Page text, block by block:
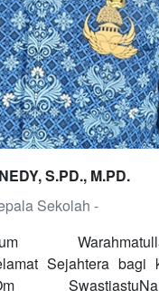
S.PD., M.PD.
Sekolah -
Sejahtera bagi